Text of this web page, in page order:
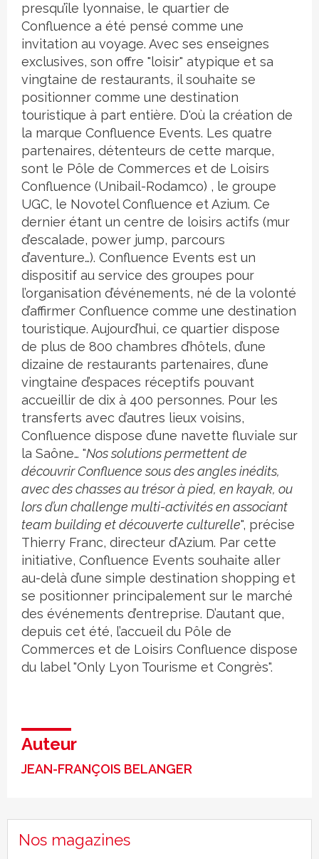
presqu’île lyonnaise, le quartier de
Confluence a été pensé comme une
invitation au voyage. Avec ses enseignes
exclusives, son offre "loisir" atypique et sa
vingtaine de restaurants, il souhaite se
positionner comme une destination
touristique à part entière. D'où la création de
la marque Confluence Events. Les quatre
partenaires, détenteurs de cette marque,
sont le Pôle de Commerces et de Loisirs
Confluence (Unibail-Rodamco) , le groupe
UGC, le Novotel Confluence et Azium. Ce
dernier étant un centre de loisirs actifs (mur
d’escalade, power jump, parcours
d’aventure…). Confluence Events est un
dispositif au service des groupes pour
l’organisation d’événements, né de la volonté
d’affirmer Confluence comme une destination
touristique. Aujourd’hui, ce quartier dispose
de plus de 800 chambres d’hôtels, d’une
dizaine de restaurants partenaires, d’une
vingtaine d’espaces réceptifs pouvant
accueillir de dix à 400 personnes. Pour les
transferts avec d’autres lieux voisins,
Confluence dispose d’une navette fluviale sur
la Saône… "Nos solutions permettent de
découvrir Confluence sous des angles inédits,
avec des chasses au trésor à pied, en kayak, ou
lors d’un challenge multi-activités en associant
team building et découverte culturelle", précise
Thierry Franc, directeur d’Azium. Par cette
initiative, Confluence Events souhaite aller
au-delà d’une simple destination shopping et
se positionner principalement sur le marché
des événements d’entreprise. D’autant que,
depuis cet été, l’accueil du Pôle de
Commerces et de Loisirs Confluence dispose
du label "Only Lyon Tourisme et Congrès".
Auteur
JEAN-FRANÇOIS BELANGER
Nos magazines